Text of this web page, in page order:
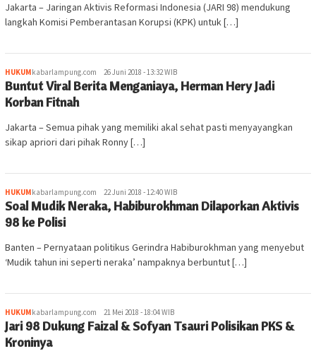
Jakarta – Jaringan Aktivis Reformasi Indonesia (JARI 98) mendukung
langkah Komisi Pemberantasan Korupsi (KPK) untuk […]
HUKUMkabarlampung.com 26 Juni 2018 - 13:32 WIB
Buntut Viral Berita Menganiaya, Herman Hery Jadi
Korban Fitnah
Jakarta – Semua pihak yang memiliki akal sehat pasti menyayangkan
sikap apriori dari pihak Ronny […]
HUKUMkabarlampung.com 22 Juni 2018 - 12:40 WIB
Soal Mudik Neraka, Habiburokhman Dilaporkan Aktivis
98 ke Polisi
Banten – Pernyataan politikus Gerindra Habiburokhman yang menyebut
‘Mudik tahun ini seperti neraka’ nampaknya berbuntut […]
HUKUMkabarlampung.com 21 Mei 2018 - 18:04 WIB
Jari 98 Dukung Faizal & Sofyan Tsauri Polisikan PKS &
Kroninya